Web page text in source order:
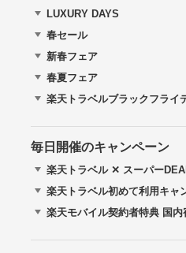
LUXURY DAYS
春セール
新春フェア
春夏フェア
楽天トラベルブラックフライ
毎日開催のキャンペーン
楽天トラベル ✕ スーパー
楽天トラベル初めて利用キャ
楽天モバイル契約者特典 国